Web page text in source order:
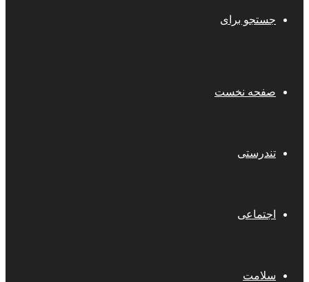
جستجو برای
صفحه نخست
تندرستی
اجتماعی
سلامت